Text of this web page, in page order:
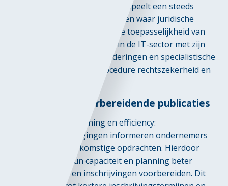
Vrijwillige transparantie vooraf speelt een steeds
grotere rol, vooral bij opdrachten waar juridische
onzekerheden bestaan over de toepasselijkheid van
aanbestedingsregels. Vooral in de IT-sector met zijn
snelle technologische veranderingen en specialistische
leveranciers biedt deze procedure rechtszekerheid en
Voordelen van voorbereidende publicaties
Verhoogde planning en efficiency:
Vooraankondigingen informeren ondernemers
tijdig over toekomstige opdrachten. Hierdoor
kunnen zij hun capaciteit en planning beter
afstemmen en inschrijvingen voorbereiden. Dit